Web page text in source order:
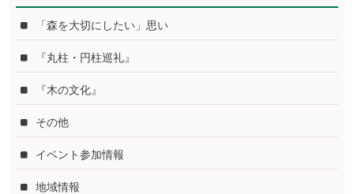
「森を大切にしたい」思い
『丸柱・円柱巡礼』
『木の文化』
その他
イベント参加情報
地域情報